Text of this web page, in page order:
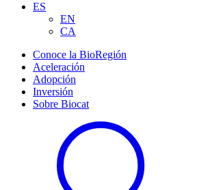
ES
EN
CA
Conoce la BioRegión
Aceleración
Adopción
Inversión
Sobre Biocat